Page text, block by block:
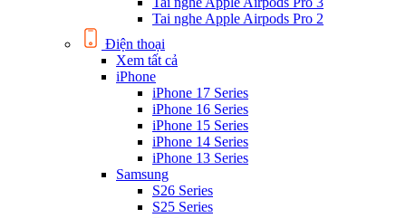
Tai nghe Apple Airpods Pro 2
Điện thoại
Xem tất cả
iPhone
iPhone 17 Series
iPhone 16 Series
iPhone 15 Series
iPhone 14 Series
iPhone 13 Series
Samsung
S26 Series
S25 Series